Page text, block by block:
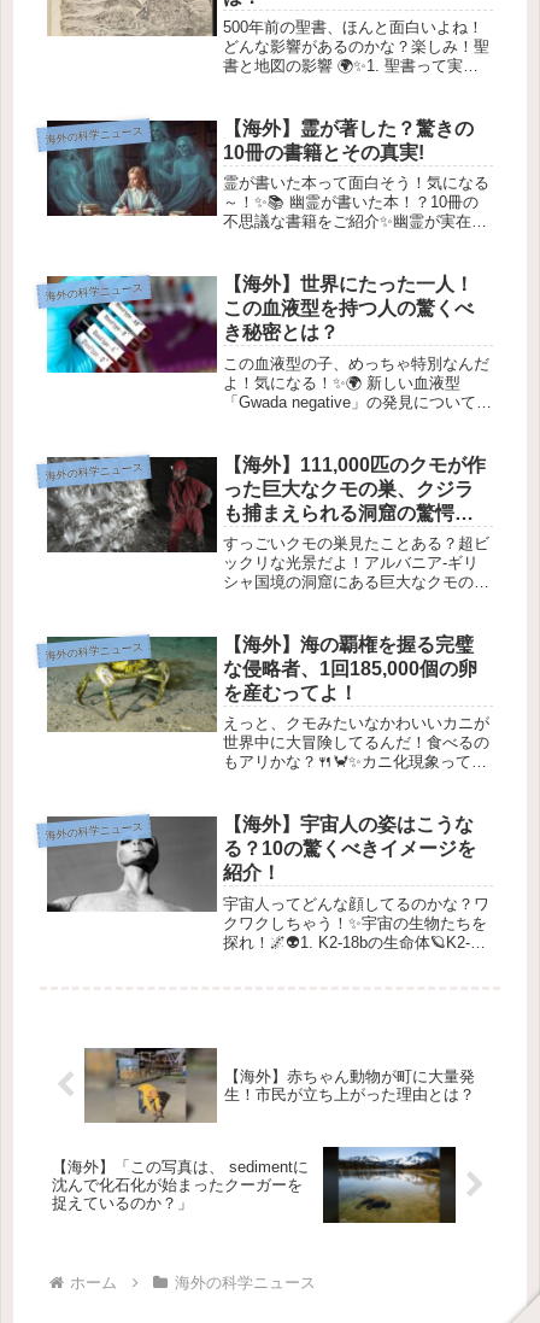
500年前の聖書、ほんと面白いよね！
どんな影響があるのかな？楽しみ！聖
書と地図の影響 🌍✨1. 聖書って実は
たちの生活にすごく影響を与えている
んだよ！最近、ケンブリッジ大学...
海外の科学ニュース
【海外】霊が著した？驚きの
10冊の書籍とその真実!
霊が書いた本って面白そう！気になる
～！✨📚 幽霊が書いた本！？10冊の
不思議な書籍をご紹介✨幽霊が実在す
書く」なんて設定、ワクワクしない？
👻✨ 信じる人にとっては、これが幽...
海外の科学ニュース
【海外】世界にたった一人！
この血液型を持つ人の驚くべ
き秘密とは？
この血液型の子、めっちゃ特別なんだ
よ！気になる！✨🌍 新しい血液型
「Gwada negative」の発見について💉
ある特定の抗原によって決まるんだ
よ。最も一般的なのはA...
海外の科学ニュース
【海外】111,000匹のクモが作
った巨大なクモの巣、クジラ
も捕まえられる洞窟の驚愕の
光景とは？
すっごいクモの巣見たことある？超ビ
ックリな光景だよ！アルバニア-ギリ
シャ国境の洞窟にある巨大なクモの巣
う洞窟で、なんと106平方メートル
（約1140平方フィート）の巨...
海外の科学ニュース
【海外】海の覇権を握る完璧
な侵略者、1回185,000個の卵
を産むってよ！
えっと、クモみたいなかわいいカニが
世界中に大冒険してるんだ！食べるの
もアリかな？🍴🦀✨カニ化現象ってな
ることが結構あるよね！これは、さま
ざまな生物がカニのような形に進化し
てい...
海外の科学ニュース
【海外】宇宙人の姿はこうな
る？10の驚くべきイメージを
紹介！
宇宙人ってどんな顔してるのかな？ワ
クワクしちゃう！✨宇宙の生物たちを
探れ！🌌👽1. K2-18bの生命体🪐K2-
【海外】赤ちゃん動物が町に大量発
生！市民が立ち上がった理由とは？
【海外】「この写真は、 sedimentに
沈んで化石化が始まったクーガーを
捉えているのか？」
ホーム 海外の科学ニュース